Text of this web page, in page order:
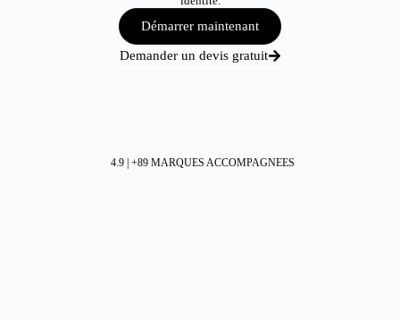
Démarrer maintenant
Demander un devis gratuit
4.9 | +89 MARQUES ACCOMPAGNEES